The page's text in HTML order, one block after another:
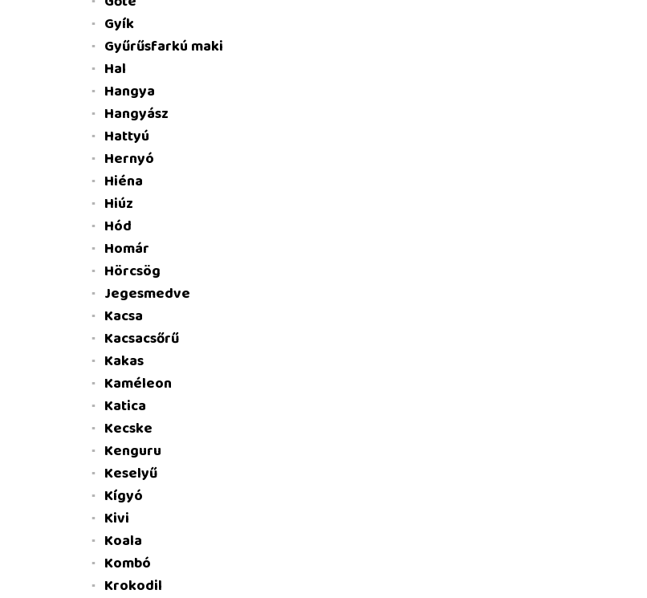
Gyík
Gyűrűsfarkú maki
Hal
Hangya
Hangyász
Hattyú
Hernyó
Hiéna
Hiúz
Hód
Homár
Hörcsög
Jegesmedve
Kacsa
Kacsacsőrű
Kakas
Kaméleon
Katica
Kecske
Kenguru
Keselyű
Kígyó
Kivi
Koala
Kombó
Krokodil